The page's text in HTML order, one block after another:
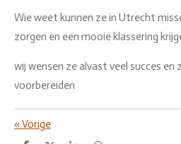
Wie weet kunnen ze in Utrecht
zorgen en een mooie klassering
wij wensen ze alvast veel succes en
voorbereiden
«Vorige